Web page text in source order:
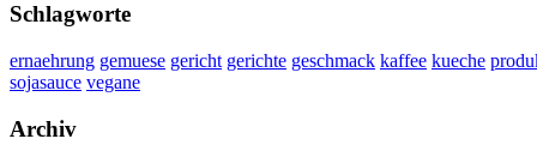
Schlagworte
ernaehrung gemuese gericht gerichte geschmack kaffee kueche
sojasauce vegane
Archiv